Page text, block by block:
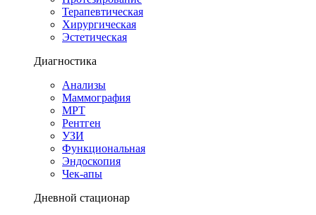
Терапевтическая
Хирургическая
Эстетическая
Диагностика
Анализы
Маммография
МРТ
Рентген
УЗИ
Функциональная
Эндоскопия
Чек-апы
Дневной стационар